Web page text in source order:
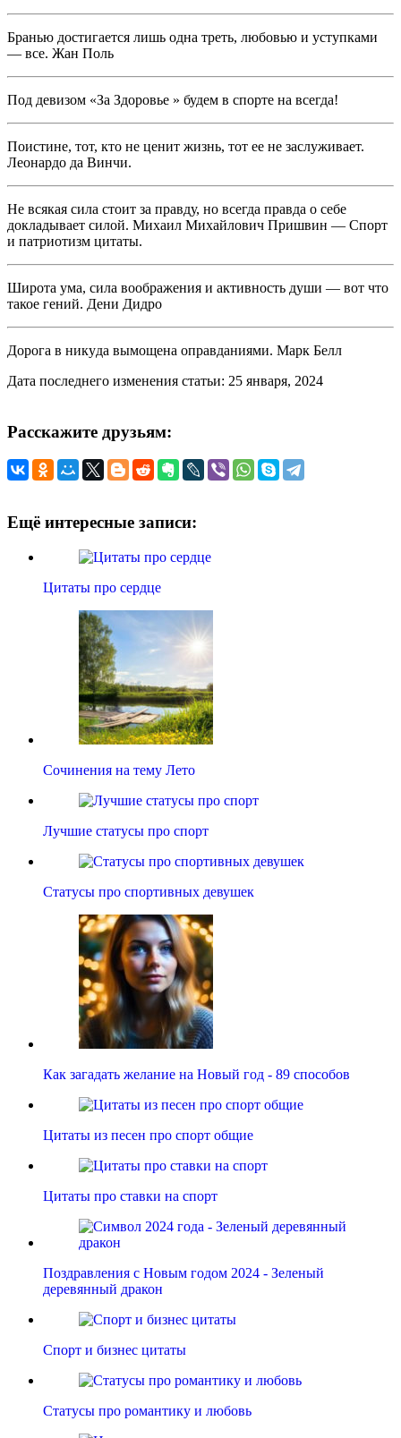
Бранью достигается лишь одна треть, любовью и уступками
— все. Жан Поль
Под девизом «За Здоровье » будем в спорте на всегда!
Поистине, тот, кто не ценит жизнь, тот ее не заслуживает.
Леонардо да Винчи.
Не всякая сила стоит за правду, но всегда правда о себе
докладывает силой. Михаил Михайлович Пришвин — Спорт
и патриотизм цитаты.
Широта ума, сила воображения и активность души — вот что
такое гений. Дени Дидро
Дорога в никуда вымощена оправданиями. Марк Белл
Дата последнего изменения статьи: 25 января, 2024
Расскажите друзьям:
Ещё интересные записи:
Цитаты про сердце
Сочинения на тему Лето
Лучшие статусы про спорт
Статусы про спортивных девушек
Как загадать желание на Новый год - 89 способов
Цитаты из песен про спорт общие
Цитаты про ставки на спорт
Поздравления с Новым годом 2024 - Зеленый
деревянный дракон
Спорт и бизнес цитаты
Статусы про романтику и любовь